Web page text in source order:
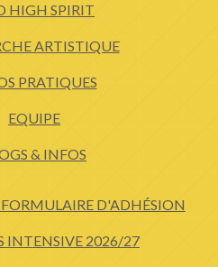
HIGH SPIRIT
ARTISTIQUE
PRATIQUES
EQUIPE
& INFOS
D'ADHÉSION
INTENSIVE 2026/27